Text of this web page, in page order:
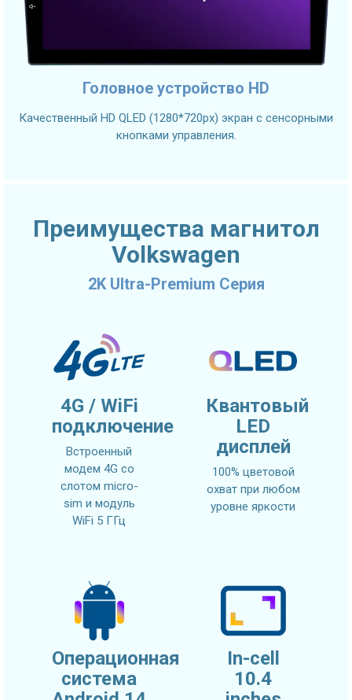
Головное устройство HD
Качественный HD QLED (1280*720px) экран с сенсорными
кнопками управления.
Преимущества магнитол
Volkswagen
2K Ultra-Premium Серия
4G / WiFi
подключение
Встроенный
модем 4G со
слотом micro-
sim и модуль
WiFi 5 ГГц
Квантовый
LED
дисплей
100% цветовой
охват при любом
уровне яркости
Операционная
система
In-cell
10.4